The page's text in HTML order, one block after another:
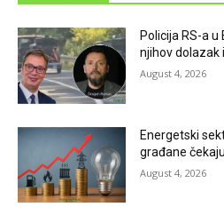
Policija RS-a u
njihov dolazak
August 4, 2026
Energetski
građane
August 4, 2026